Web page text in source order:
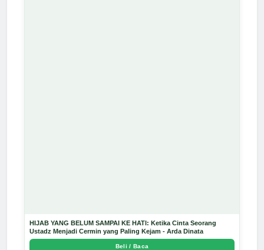
HIJAB YANG BELUM SAMPAI KE HATI: Ketika Cinta Seorang
Ustadz Menjadi Cermin yang Paling Kejam - Arda Dinata
Beli / Baca